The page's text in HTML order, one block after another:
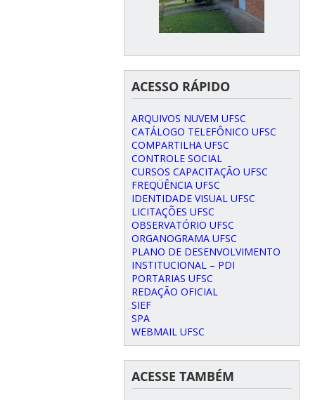
ACESSO RÁPIDO
ARQUIVOS NUVEM UFSC
CATÁLOGO TELEFÔNICO UFSC
COMPARTILHA UFSC
CONTROLE SOCIAL
CURSOS CAPACITAÇÃO UFSC
FREQÜÊNCIA UFSC
IDENTIDADE VISUAL UFSC
LICITAÇÕES UFSC
OBSERVATÓRIO UFSC
ORGANOGRAMA UFSC
PLANO DE DESENVOLVIMENTO
INSTITUCIONAL – PDI
PORTARIAS UFSC
REDAÇÃO OFICIAL
SIEF
SPA
WEBMAIL UFSC
ACESSE TAMBÉM